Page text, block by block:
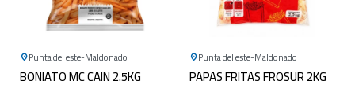
Punta del este Maldonado
BONIATO MC CAIN 2.5KG
Punta del este Maldonado
PAPAS FRITAS FROSUR 2KG